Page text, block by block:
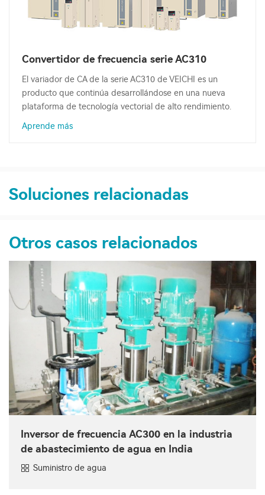
Convertidor de frecuencia serie AC310
El variador de CA de la serie AC310 de VEICHI es un
producto que continúa desarrollándose en una nueva
plataforma de tecnología vectorial de alto rendimiento.
Aprende más
Soluciones relacionadas
Otros casos relacionados
Inversor de frecuencia AC300 en la industria
de abastecimiento de agua en India
Suministro de agua